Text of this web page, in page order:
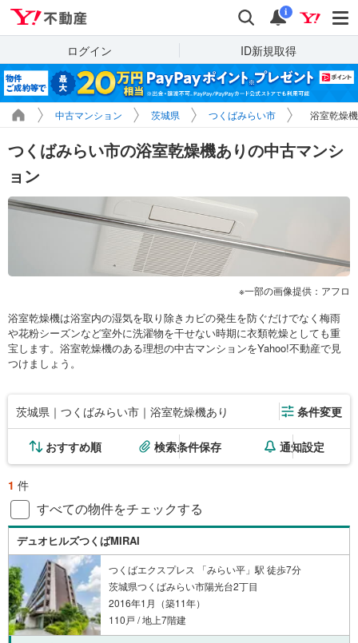
検索 通知
i
ログイン ID新規取得
中古マンション 茨城県 つくばみらい市 浴室乾燥
つくばみらい市の浴室乾燥機ありの中古マンシ
ョン
一部の画像提供：アフロ
浴室乾燥機は浴室内の湿気を取り除きカビの発生を防ぐだけでなく梅雨
や花粉シーズンなど室外に洗濯物を干せない時期に衣類乾燥としても重
宝します。浴室乾燥機のある理想の中古マンションをYahoo!不動産で見
つけましょう。
茨城県｜つくばみらい市｜浴室乾燥機あり 条件変更
おすすめ順 検索条件保存 通知設定
1 件
すべての物件をチェックする
デュオヒルズつくばMIRAI
つくばエクスプレス 「みらい平」駅 徒歩7分
茨城県つくばみらい市陽光台2丁目
2016年1月（築11年）
110戸 / 地上7階建